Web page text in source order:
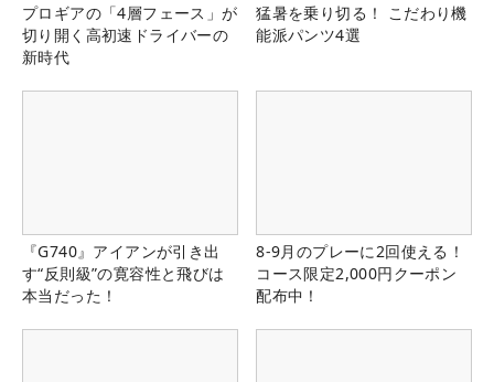
プロギアの「4層フェース」が
切り開く高初速ドライバーの
新時代
猛暑を乗り切る！ こだわり機
能派パンツ4選
『G740』アイアンが引き出
す“反則級”の寛容性と飛びは
本当だった！
8-9月のプレーに2回使える！
コース限定2,000円クーポン
配布中！